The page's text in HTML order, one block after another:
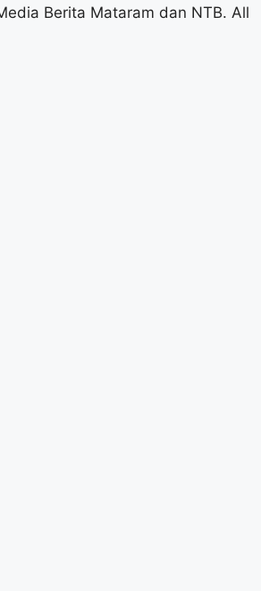
Berita Mataram dan NTB. All